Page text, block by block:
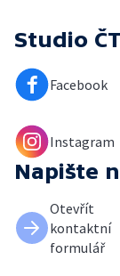
Studio
Facebook
Instagram
Napište
Otevřít
kontaktní
formulář